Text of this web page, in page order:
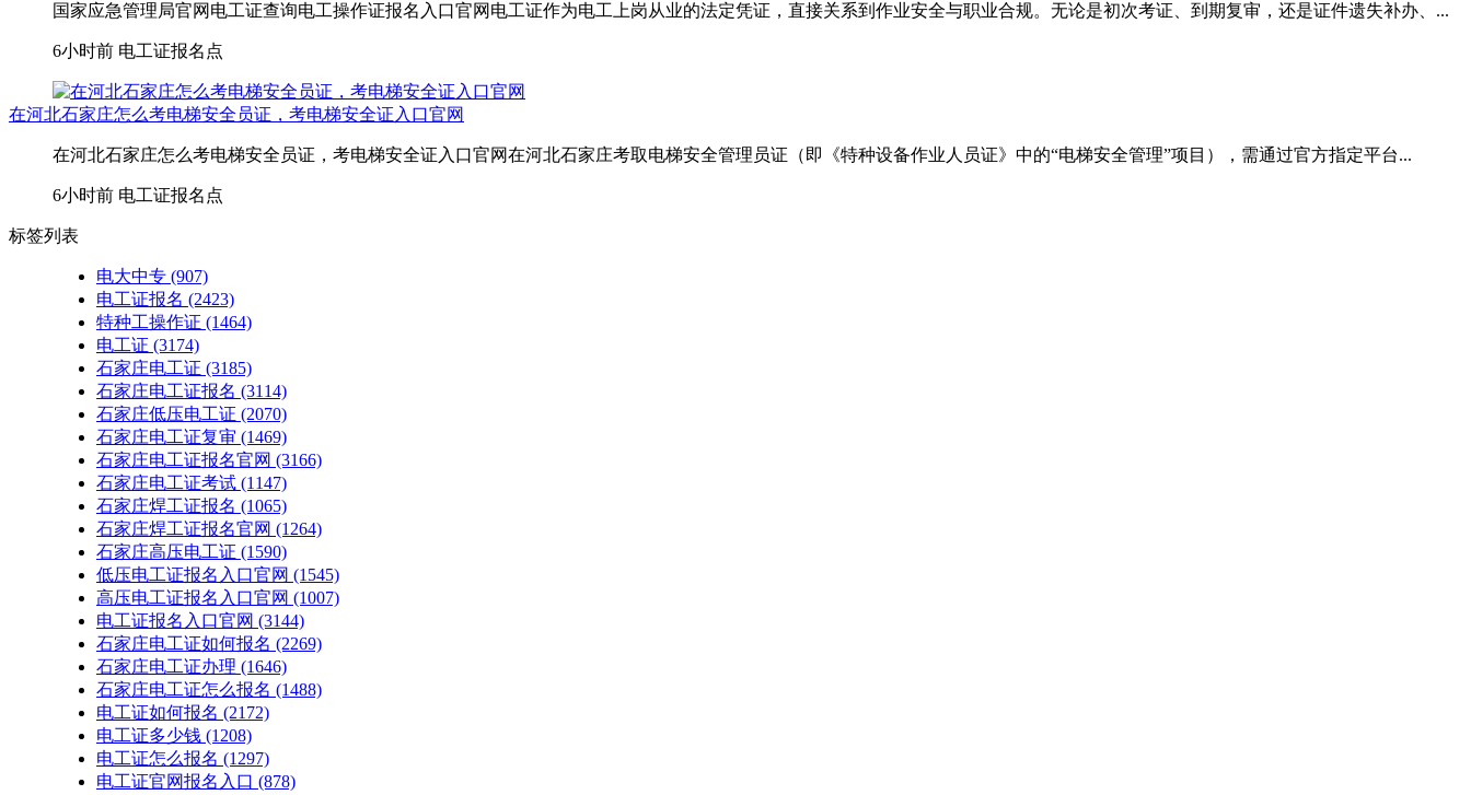
国家应急管理局官网电工证查询电工操作证报名入口官网电工证作为电工上岗从业的法定凭证，直接关系到作业安全与职业合规。无论是初次考证、到期复审，还是证件遗失补办、...
6小时前 电工证报名点
在河北石家庄怎么考电梯安全员证，考电梯安全证入口官网
在河北石家庄怎么考电梯安全员证，考电梯安全证入口官网在河北石家庄考取‌电梯安全管理员证‌（即《特种设备作业人员证》中的“电梯安全管理”项目），需通过官方指定平台...
6小时前 电工证报名点
标签列表
电大中专 (907)
电工证报名 (2423)
特种工操作证 (1464)
电工证 (3174)
石家庄电工证 (3185)
石家庄电工证报名 (3114)
石家庄低压电工证 (2070)
石家庄电工证复审 (1469)
石家庄电工证报名官网 (3166)
石家庄电工证考试 (1147)
石家庄焊工证报名 (1065)
石家庄焊工证报名官网 (1264)
石家庄高压电工证 (1590)
低压电工证报名入口官网 (1545)
高压电工证报名入口官网 (1007)
电工证报名入口官网 (3144)
石家庄电工证如何报名 (2269)
石家庄电工证办理 (1646)
石家庄电工证怎么报名 (1488)
电工证如何报名 (2172)
电工证多少钱 (1208)
电工证怎么报名 (1297)
电工证官网报名入口 (878)